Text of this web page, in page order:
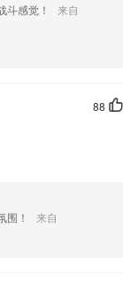
斗感觉！
来自
88
围！
来自